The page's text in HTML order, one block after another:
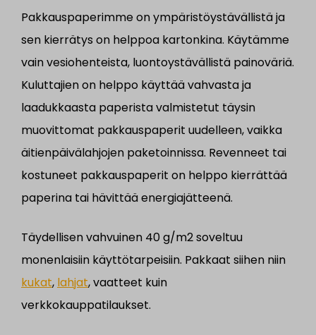
Pakkauspaperimme on ympäristöystävällistä ja
sen kierrätys on helppoa kartonkina. Käytämme
vain vesiohenteista, luontoystävällistä painoväriä.
Kuluttajien on helppo käyttää vahvasta ja
laadukkaasta paperista valmistetut täysin
muovittomat pakkauspaperit uudelleen, vaikka
äitienpäivälahjojen paketoinnissa. Revenneet tai
kostuneet pakkauspaperit on helppo kierrättää
paperina tai hävittää energiajätteenä.
Täydellisen vahvuinen 40 g/m2 soveltuu
monenlaisiin käyttötarpeisiin. Pakkaat siihen niin
kukat, lahjat, vaatteet kuin
verkkokauppatilaukset.